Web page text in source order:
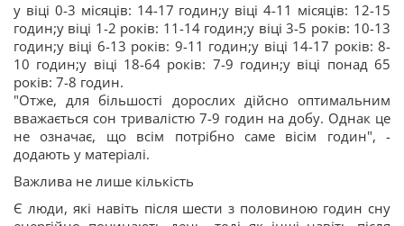
у віці 0-3 місяців: 14-17 годин;у віці 4-11 місяців: 12-15
годин;у віці 1-2 років: 11-14 годин;у віці 3-5 років: 10-13
годин;у віці 6-13 років: 9-11 годин;у віці 14-17 років: 8-
10 годин;у віці 18-64 років: 7-9 годин;у віці понад 65
років: 7-8 годин.
"Отже, для більшості дорослих дійсно оптимальним
вважається сон тривалістю 7-9 годин на добу. Однак це
не означає, що всім потрібно саме вісім годин", -
додають у матеріалі.
Важлива не лише кількість
Є люди, які навіть після шести з половиною годин сну